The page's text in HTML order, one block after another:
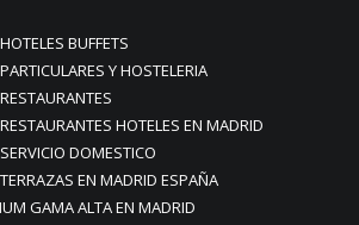
BUFFETS
Y HOSTELERIA
HOTELES EN MADRID
DOMESTICO
EN MADRID ESPAÑA
GAMA ALTA EN MADRID